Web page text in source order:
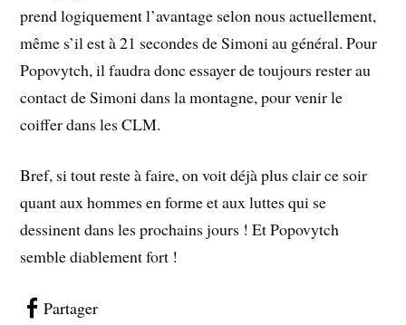
prend logiquement l’avantage selon nous actuellement,
même s’il est à 21 secondes de Simoni au général. Pour
Popovytch, il faudra donc essayer de toujours rester au
contact de Simoni dans la montagne, pour venir le
coiffer dans les CLM.
Bref, si tout reste à faire, on voit déjà plus clair ce soir
quant aux hommes en forme et aux luttes qui se
dessinent dans les prochains jours ! Et Popovytch
semble diablement fort !
Partager